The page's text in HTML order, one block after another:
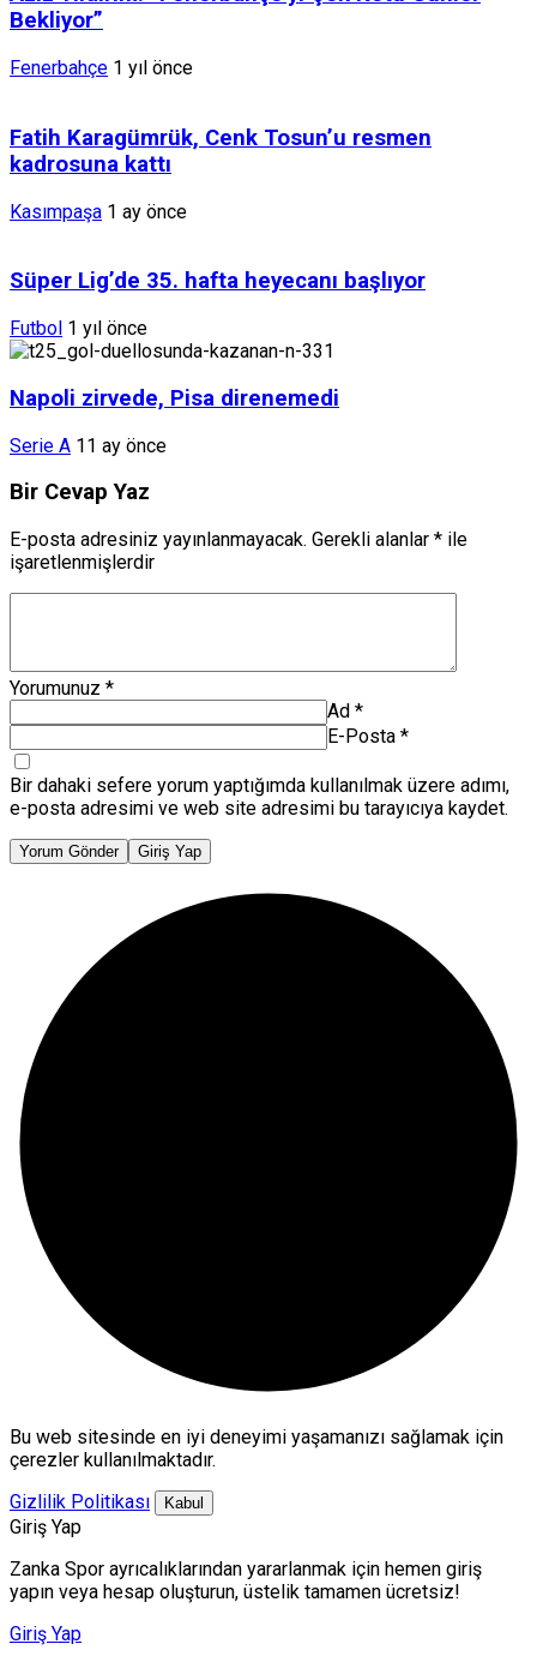
Bekliyor”
Fenerbahçe 1 yıl önce
Fatih Karagümrük, Cenk Tosun’u resmen
kadrosuna kattı
Kasımpaşa 1 ay önce
Süper Lig’de 35. hafta heyecanı başlıyor
Futbol 1 yıl önce
Napoli zirvede, Pisa direnemedi
Serie A 11 ay önce
Bir Cevap Yaz
E-posta adresiniz yayınlanmayacak. Gerekli alanlar * ile
işaretlenmişlerdir
Yorumunuz *
Ad *
E-Posta *
Bir dahaki sefere yorum yaptığımda kullanılmak üzere adımı,
e-posta adresimi ve web site adresimi bu tarayıcıya kaydet.
Yorum Gönder Giriş Yap
Bu web sitesinde en iyi deneyimi yaşamanızı sağlamak için
çerezler kullanılmaktadır.
Gizlilik Politikası
Kabul
Giriş Yap
Zanka Spor ayrıcalıklarından yararlanmak için hemen giriş
yapın veya hesap oluşturun, üstelik tamamen ücretsiz!
Giriş Yap